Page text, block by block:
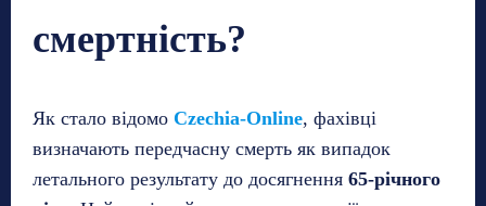
смертність?
Як стало відомо Czechia-Online, фахівці
визначають передчасну смерть як випадок
летального результату до досягнення 65-річного